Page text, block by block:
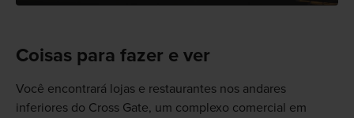
Coisas para fazer e ver
Você encontrará lojas e restaurantes nos andares
inferiores do Cross Gate, um complexo comercial em